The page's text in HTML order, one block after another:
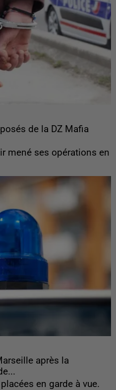
de la DZ Mafia
mené ses opérations en
après la
en garde à vue.